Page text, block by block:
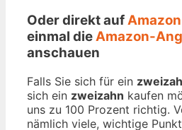
Oder direkt aufAmazon
einmal dieAmazon-
anschauen
Falls Sie sich für ein
sich ein zweizahn kaufen
uns zu 100 Prozent richtig.
nämlich viele, wichtige